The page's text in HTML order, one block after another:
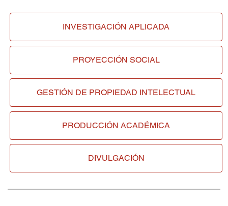
INVESTIGACIÓNAPLICADA
PROYECCIÓN SOCIAL
GESTIÓN DE PROPIEDAD INTELECTUAL
PRODUCCIÓN ACADÉMICA
DIVULGACIÓN